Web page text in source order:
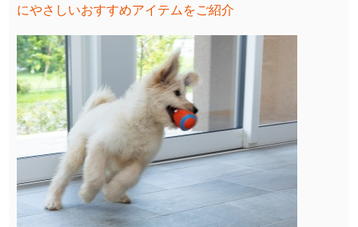
にやさしいおすすめアイテムをご紹介